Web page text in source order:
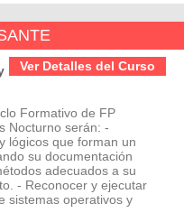
Ver Detalles del Curso
Formativo de FP
Nocturno serán: -
lógicos que forman un
su documentación
adecuados a su
- Reconocer y ejecutar
sistemas operativos y